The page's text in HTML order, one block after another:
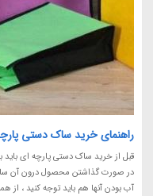
راهنمای خرید ساک دستی
قبل از خرید ساک دستی پارچه ای باید
در صورت گذاشتن محصول درون آن ساک
آب بودن آنها هم باید توجه کنید ،